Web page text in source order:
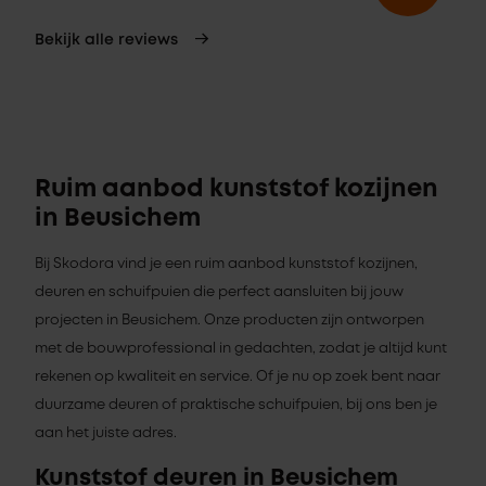
Bekijk alle reviews
Ruim aanbod kunststof kozijnen
in Beusichem
Bij Skodora vind je een ruim aanbod kunststof kozijnen,
deuren en schuifpuien die perfect aansluiten bij jouw
projecten in Beusichem. Onze producten zijn ontworpen
met de bouwprofessional in gedachten, zodat je altijd kunt
rekenen op kwaliteit en service. Of je nu op zoek bent naar
duurzame deuren of praktische schuifpuien, bij ons ben je
aan het juiste adres.
Kunststof deuren in Beusichem